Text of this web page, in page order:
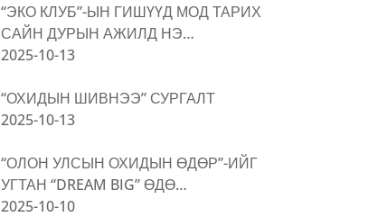
“ЭКО КЛУБ”-ЫН ГИШҮҮД МОД ТАРИХ
САЙН ДУРЫН АЖИЛД НЭ…
2025-10-13
“ОХИДЫН ШИВНЭЭ” СУРГАЛТ
2025-10-13
“ОЛОН УЛСЫН ОХИДЫН ӨДӨР”-ИЙГ
УГТАН “DREAM BIG” ӨДӨ…
2025-10-10